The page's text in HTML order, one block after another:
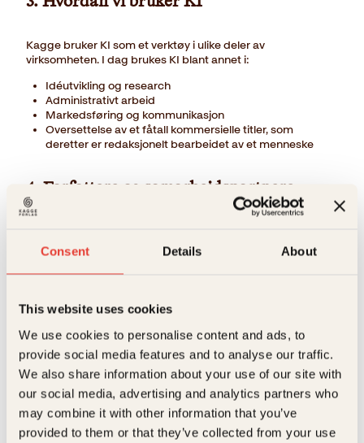
Consent Details About
This website uses cookies
We use cookies to personalise content and ads, to
provide social media features and to analyse our traffic.
We also share information about your use of our site with
our social media, advertising and analytics partners who
may combine it with other information that you’ve
provided to them or that they’ve collected from your use
Kagge bruker KI som et verktøy i ulike deler av
virksomheten. I dag brukes KI blant annet i:
Idéutvikling og research
Administrativt arbeid
Markedsføring og kommunikasjon
Oversettelse av et fåtall kommersielle titler, som
deretter er redaksjonelt bearbeidet av et menneske
4. Forfattere og samarbeidspartnere
forfattere, illustratører, designere, oversettere og andre
samarbeidspartnere skal opplyse forlaget dersom KI-
verktøy i omfattende grad er brukt i arbeidet. Eventuell bruk
forlag.
5. Opphavsrett og bruk av materiale
Ansatte i forlaget skal ikke laste opp manus i KI-verktøy,
med mindre dette er avtalt med forfatter. Vi skal ikke bruke
KI på måter som etterligner eller utnytter andres verk eller
kunstneriske uttrykk på en uetisk måte.